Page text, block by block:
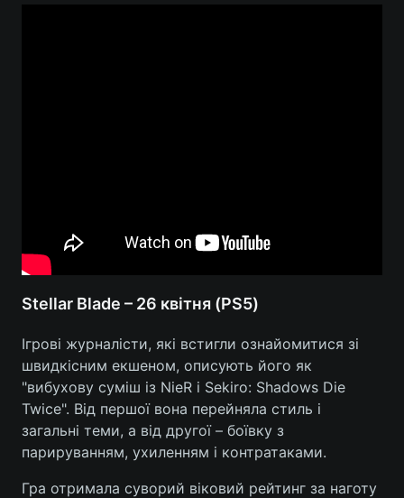
Stellar Blade – 26 квітня (PS5)
Ігрові журналісти, які встигли ознайомитися зі
швидкісним екшеном, описують його як
"вибухову суміш із NieR і Sekiro: Shadows Die
Twice". Від першої вона перейняла стиль і
загальні теми, а від другої – боївку з
парируванням, ухиленням і контратаками.
Гра отримала суворий віковий рейтинг за наготу